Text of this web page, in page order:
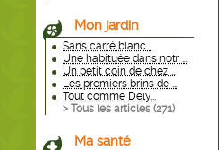
Mon jardin
Sans carré blanc !
Une habituée dans notr ...
Un petit coin de chez ...
Les premiers brins de ...
Tout comme Dely...
> Tous les articles (271)
Ma santé